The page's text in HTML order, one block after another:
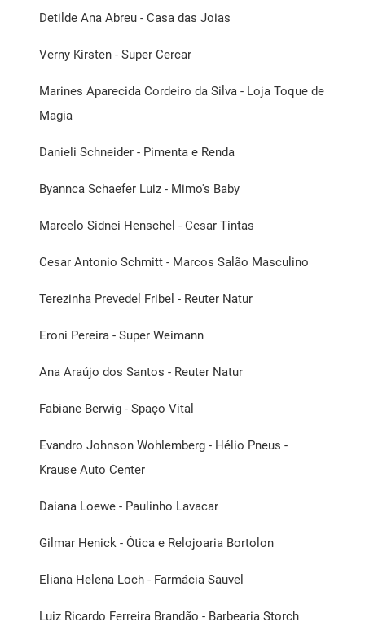
Detilde Ana Abreu - Casa das Joias
Verny Kirsten - Super Cercar
Marines Aparecida Cordeiro da Silva - Loja Toque de
Magia
Danieli Schneider - Pimenta e Renda
Byannca Schaefer Luiz - Mimo's Baby
Marcelo Sidnei Henschel - Cesar Tintas
Cesar Antonio Schmitt - Marcos Salão Masculino
Terezinha Prevedel Fribel - Reuter Natur
Eroni Pereira - Super Weimann
Ana Araújo dos Santos - Reuter Natur
Fabiane Berwig - Spaço Vital
Evandro Johnson Wohlemberg - Hélio Pneus -
Krause Auto Center
Daiana Loewe - Paulinho Lavacar
Gilmar Henick - Ótica e Relojoaria Bortolon
Eliana Helena Loch - Farmácia Sauvel
Luiz Ricardo Ferreira Brandão - Barbearia Storch